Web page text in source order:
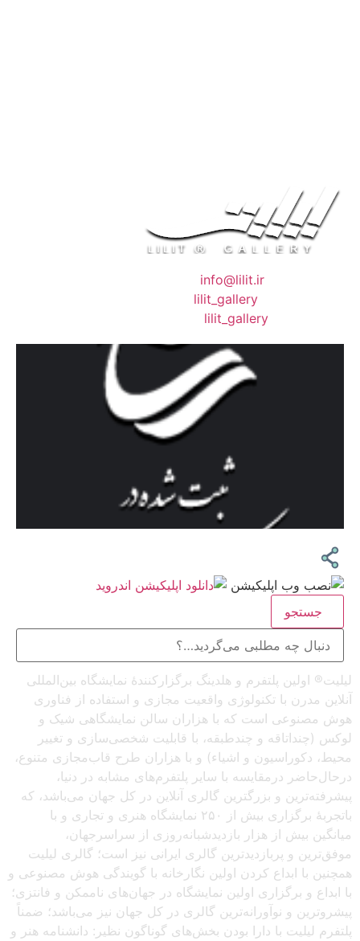
info@lilit.ir
lilit_gallery
lilit_gallery
جستجو
لیلیت® اولین پلتفرم و هلدینگ برگزارکنندهٔ نمایشگاه بین‌المللی
آنلاین مدرن با تکنولوژی واقعیت مجازی و استفاده از فناوری
هوش مصنوعی است که با هزاران سالن نمایشگاهی شیک و
لوکس (چنداتاقه و چندطبقه، با قابلیت شخصی‌سازی و تغییر
محیط، دکوراسیون و اشیاء) و با هزاران طرح قاب‌مجازی متنوع،
درحال‌حاضر درمقایسه با سایر پلتفرم‌های مشابه در دنیا،
پیشرفته‌ترین و بزرگترین گالری آنلاین در کل جهان می‌باشد، که
باتجربهٔ برگزاری بیش از ۲۵۰ نمایشگاه هنری و تجاری و با
میانگین بیش از هزار بازدیدشبانه‌روزی از سراسرجهان،
موفق‌ترین و پربازدیدترین گالری ایرانی نیز است؛ گالری لیلیت
همچنین با ابداع کردن اولین نگارخانه با گویندگی هوش مصنوعی و
با ابداع و برگزاری اولین نمایشگاه در جهان‌های ناممکن و فانتزی؛
پیشروترین و نوآورانه‌ترین گالری در کل جهان نیز می‌باشد؛ ضمناً
پلتفرم لیلیت با دارا بودن بخش‌های گوناگون نظیر: دانشنامه هنر و